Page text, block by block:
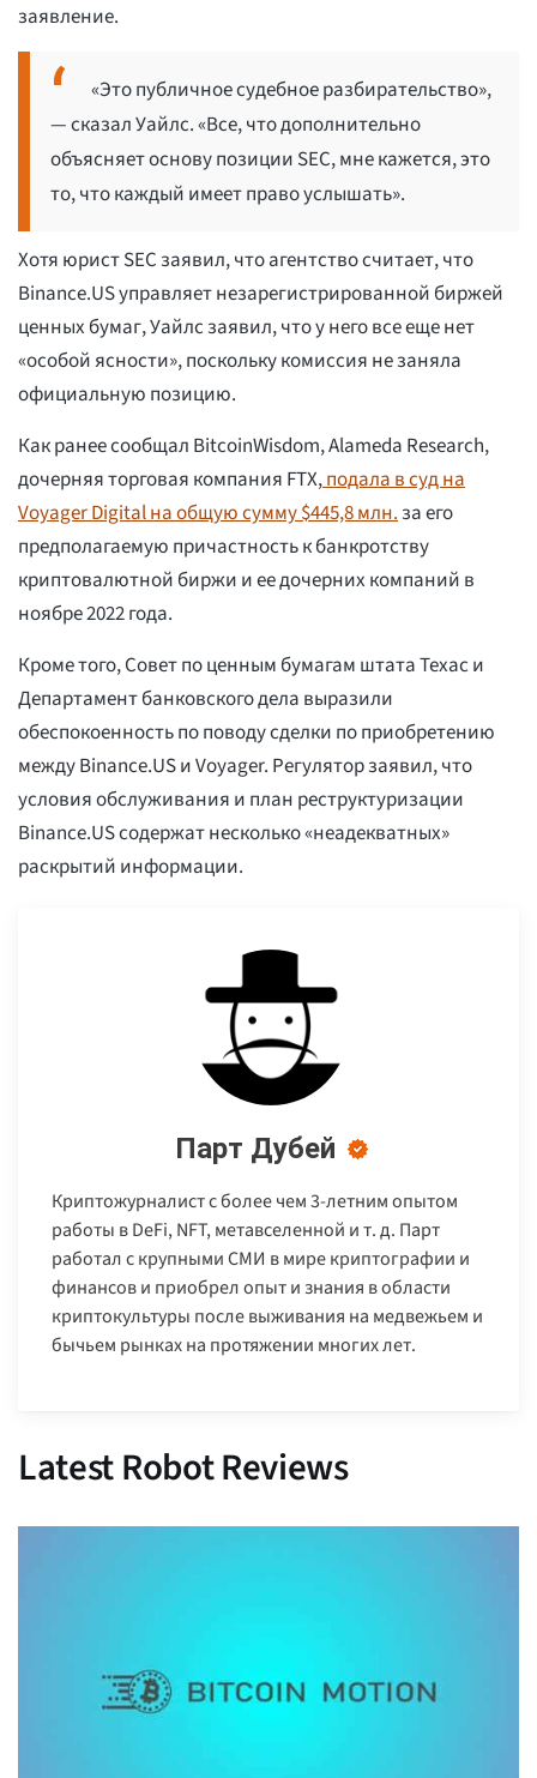
заявление.
«Это публичное судебное разбирательство»,
— сказал Уайлс. «Все, что дополнительно
объясняет основу позиции SEC, мне кажется, это
то, что каждый имеет право услышать».
Хотя юрист SEC заявил, что агентство считает, что
Binance.US управляет незарегистрированной биржей
ценных бумаг, Уайлс заявил, что у него все еще нет
«особой ясности», поскольку комиссия не заняла
официальную позицию.
Как ранее сообщал BitcoinWisdom, Alameda Research,
дочерняя торговая компания FTX,подала в суд на
Voyager Digital на общую сумму $445,8 млн.за его
предполагаемую причастность к банкротству
криптовалютной биржи и ее дочерних компаний в
ноябре 2022 года.
Кроме того, Совет по ценным бумагам штата Техас и
Департамент банковского дела выразили
обеспокоенность по поводу сделки по приобретению
между Binance.US и Voyager. Регулятор заявил, что
условия обслуживания и план реструктуризации
Binance.US содержат несколько «неадекватных»
раскрытий информации.
Парт Дубей
Криптожурналист с более чем 3-летним опытом
работы в DeFi, NFT, метавселенной и т. д. Парт
работал с крупными СМИ в мире криптографии и
финансов и приобрел опыт и знания в области
криптокультуры после выживания на медвежьем и
бычьем рынках на протяжении многих лет.
Latest Robot Reviews